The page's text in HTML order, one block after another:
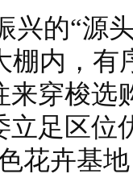
兴的“源
棚内，
来穿梭选
足区位
花卉基